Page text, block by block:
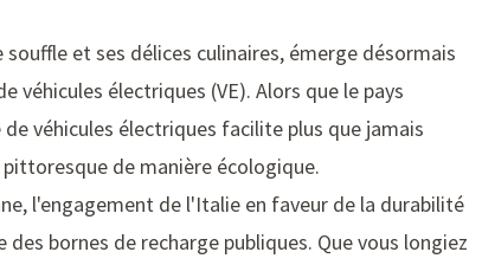
et ses délices culinaires, émerge désormais
électriques (VE). Alors que le pays
véhicules électriques facilite plus que jamais
de manière écologique.
l'engagement de l'Italie en faveur de la durabilité
bornes de recharge publiques. Que vous longiez